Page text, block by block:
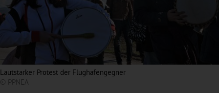
Lautstarker Protest der Flughafengegner
© PPNEA